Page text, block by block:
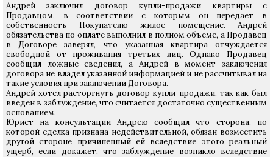
Андрей заключил договор купли-продажи квартиры с
Продавцом, в соответствии с которым он передает в
собственность Покупателю жилое помещение. Андрей
обязательства по оплате выполнил в полном объеме, а Продавец
в Договоре заверял, что указанная квартира отчуждается
свободной от проживания третьих лиц. Однако Продавец
сообщил ложные сведения, а Андрей в момент заключения
договора не владел указанной информацией и не рассчитывал на
такие условия при заключении Договора.
Андрей хотел расторгнуть договор купли-продажи, так как был
введен в заблуждение, что считается достаточно существенным
основанием.
Юрист на консультации Андрею сообщил что сторона, по
которой сделка признана недействительной, обязан возместить
другой стороне причиненный ей вследствие этого реальный
ущерб, если докажет, что заблуждение возникло вследствие